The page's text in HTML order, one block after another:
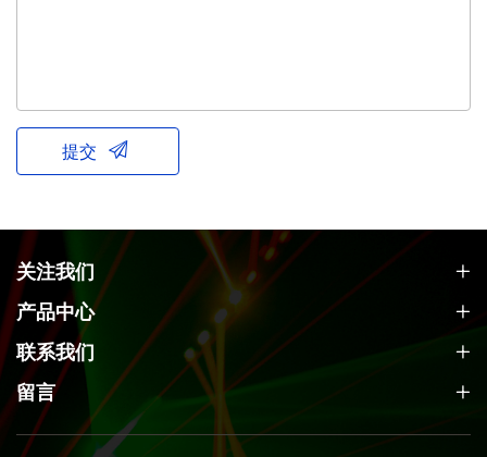
提交
关注我们
产品中心
联系我们
留言